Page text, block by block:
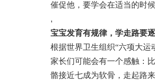
催促他，要学会在适当的时
,
宝宝发育有规律，学走路要
根据世界卫生组织“六项大运
家长们可能会有一个感触：
骼接近七成为软骨，走起路